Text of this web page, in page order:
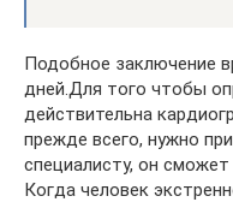
Подобное заключение
дней.Для того чтобы
действительна
прежде всего, нужно
специалисту, он
Когда человек